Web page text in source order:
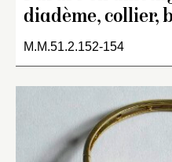
diadème, collier,
M.M.51.2.152-154